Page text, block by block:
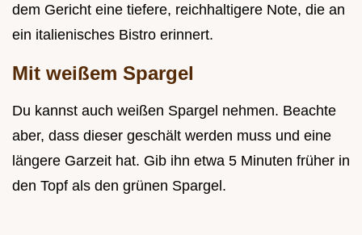
dem Gericht eine tiefere, reichhaltigere Note, die an
ein italienisches Bistro erinnert.
Mit weißem Spargel
Du kannst auch weißen Spargel nehmen. Beachte
aber, dass dieser geschält werden muss und eine
längere Garzeit hat. Gib ihn etwa 5 Minuten früher in
den Topf als den grünen Spargel.